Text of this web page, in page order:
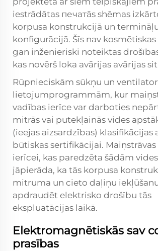
iestrādātas печатās shēmas
korpusa konstrukcijā un
konfigurācijā. Šīs nav
gan inženieriski noteiktas
kas novērš loka avārijas avārijas
Rūpnieciskām sūkņu un
lietojumprogrammām, kur
vadības ierīce var darboties
mitrās vai putekļainās vides
(ieejas aizsardzības) klasifikācijas
būtiskas sertifikācijai.
ierīcei, kas paredzēta šādām
jāpierāda, ka tās korpusa
mitruma un cieto daļiņu
apdraudēt elektrisko drošību tās
ekspluatācijas laikā.
Elektromagnētiskās sav
prasības